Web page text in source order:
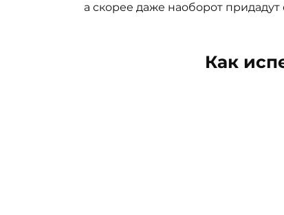
а скорее даже наоборот
Как